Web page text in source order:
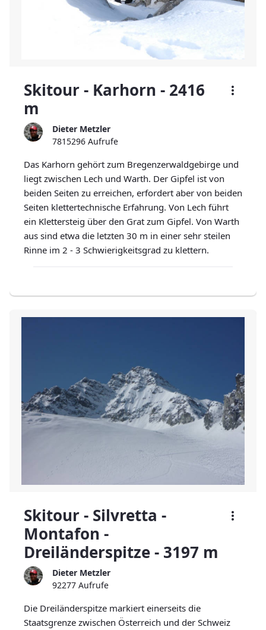
Skitour - Karhorn - 2416
m
Dieter Metzler
7815296 Aufrufe
Das Karhorn gehört zum Bregenzerwaldgebirge und
liegt zwischen Lech und Warth. Der Gipfel ist von
beiden Seiten zu erreichen, erfordert aber von beiden
Seiten klettertechnische Erfahrung. Von Lech führt
ein Klettersteig über den Grat zum Gipfel. Von Warth
aus sind etwa die letzten 30 m in einer sehr steilen
Rinne im 2 - 3 Schwierigkeitsgrad zu klettern.
Skitour - Silvretta -
Montafon -
Dreiländerspitze - 3197 m
Dieter Metzler
92277 Aufrufe
Die Dreiländerspitze markiert einerseits die
Staatsgrenze zwischen Österreich und der Schweiz